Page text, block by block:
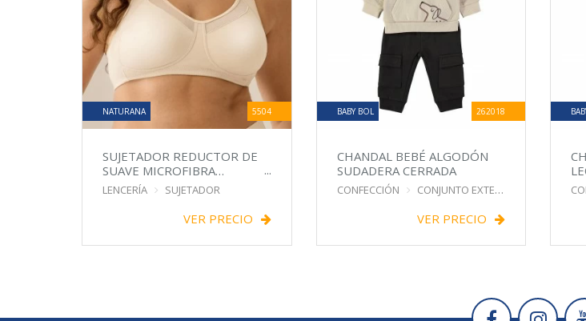
NATURANA 5504
SUJETADOR REDUCTOR DE
SUAVE MICROFIBRA
ADAPTABLE
LENCERÍA SUJETADOR
VER PRECIO
BABY BOL 262018
CHANDAL BEBÉ ALGODÓN
SUDADERA CERRADA
CONFECCIÓN CONJUNTO EXTERIOR
VER PRECIO